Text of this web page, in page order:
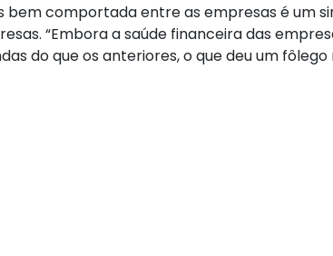
bem comportada entre as empresas é um
“Embora a saúde financeira das
do que os anteriores, o que deu um